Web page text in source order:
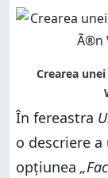
În fereastra
o descriere
opțiunea